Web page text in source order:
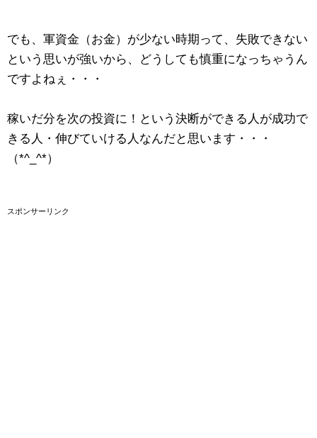
でも、軍資金（お金）が少ない時期って、失敗できない
という思いが強いから、どうしても慎重になっちゃうん
ですよねぇ・・・
稼いだ分を次の投資に！という決断ができる人が成功で
きる人・伸びていける人なんだと思います・・・
（*^_^*）
スポンサーリンク